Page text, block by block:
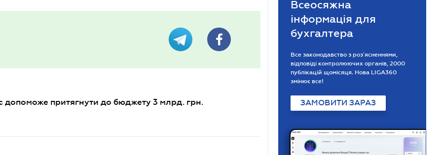
допоможе притягнути до бюджету 3 млрд. грн.
Всеосяжна
інформація для
бухгалтера
Все законодавство з розʼясненнями,
відповіді контролюючих органів, 2000
публікацій щомісяця. Нова LIGA360
змінює все!
ЗАМОВИТИ ЗАРАЗ